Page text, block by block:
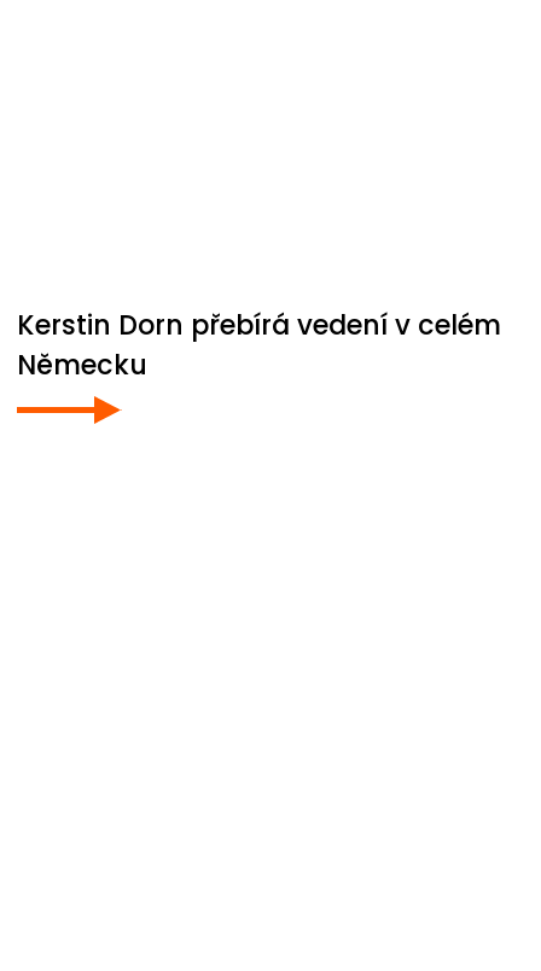
Kerstin Dorn přebírá vedení v celém
Německu